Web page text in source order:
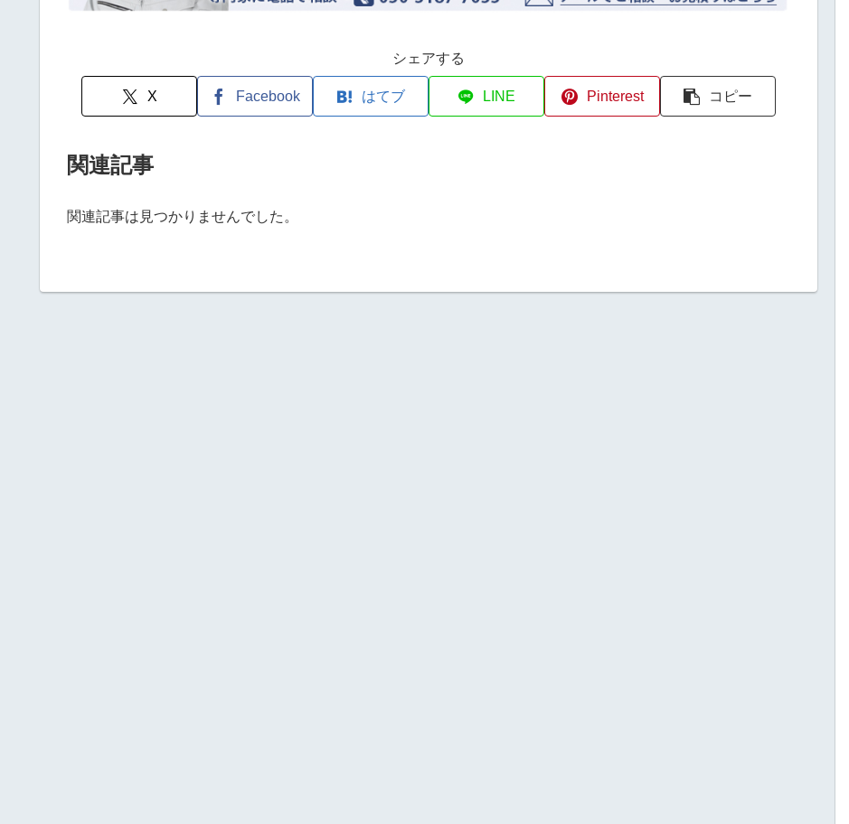
シェアする
X Facebook はてブ LINE Pinterest コピー
関連記事
関連記事は見つかりませんでした。